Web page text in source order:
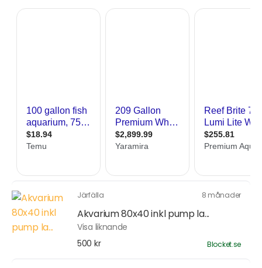
Järfälla 8 månader
Akvarium 80x40 inkl pump la...
Visa liknande
500 kr
Blocket.se